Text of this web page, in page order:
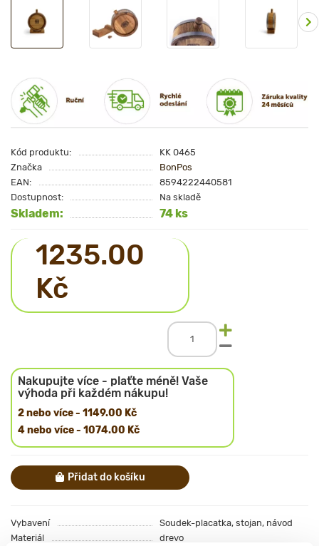
Kód produktu:
KK 0465
Značka
BonPos
EAN:
8594222440581
Dostupnost:
Na skladě
Skladem: 74 ks
1235.00
Kč
Nakupujte více - plaťte méně! Vaše
výhoda při každém nákupu!
2 nebo více - 1149.00 Kč
4 nebo více - 1074.00 Kč
Přidat do košíku
Vybavení
Soudek-placatka, stojan, návod
Materiál
drevo